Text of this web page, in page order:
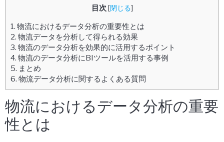
目次 [閉じる]
1. 物流におけるデータ分析の重要性とは
2. 物流データを分析して得られる効果
3. 物流のデータ分析を効果的に活用するポイント
4. 物流のデータ分析にBIツールを活用する事例
5. まとめ
6. 物流データ分析に関するよくある質問
物流におけるデータ分析の重要
性とは